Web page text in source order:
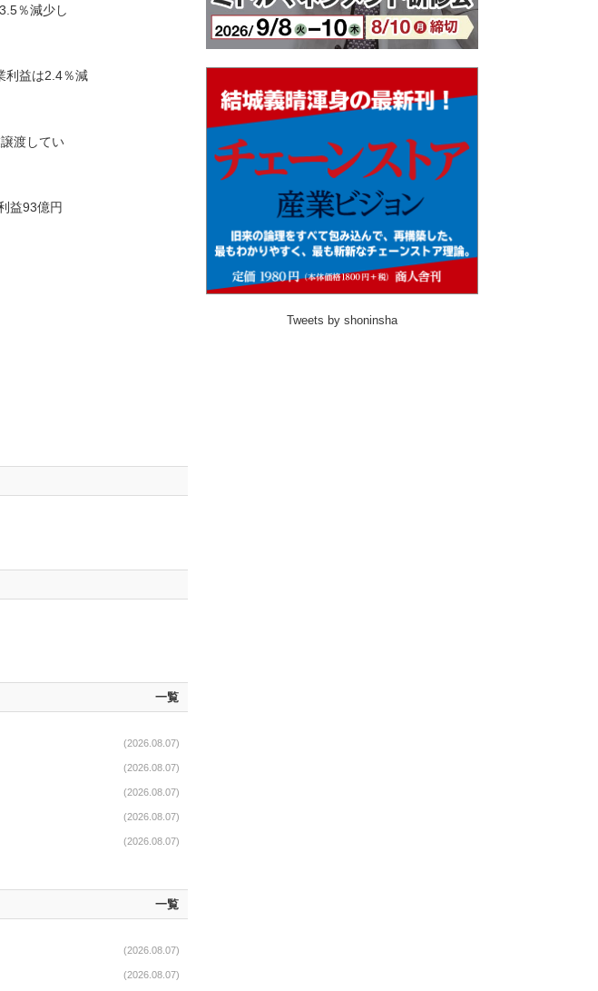
％減少し
利益は2.4％減
渡してい
益93億円
一覧
(2026.08.07)
(2026.08.07)
(2026.08.07)
(2026.08.07)
(2026.08.07)
一覧
(2026.08.07)
(2026.08.07)
Tweets by shoninsha